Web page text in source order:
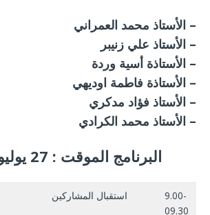
الأستاذ محمد العمراني –
الأستاذ علي زنيبر –
الأستاذة أسية وردة –
الأستاذة فاطمة اوديهي –
الأستاذ فؤاد مدكري –
الأستاذ محمد الكرادي –
البرنامج الموقت : 27 يوليوز 2019
استقبال المشاركين
9.00-
09.30